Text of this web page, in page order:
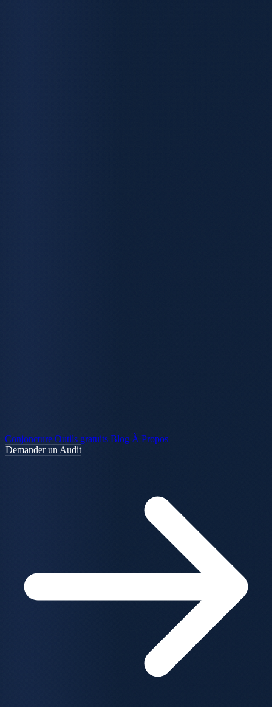
Conjoncture Outils gratuits Blog À Propos
Demander un Audit